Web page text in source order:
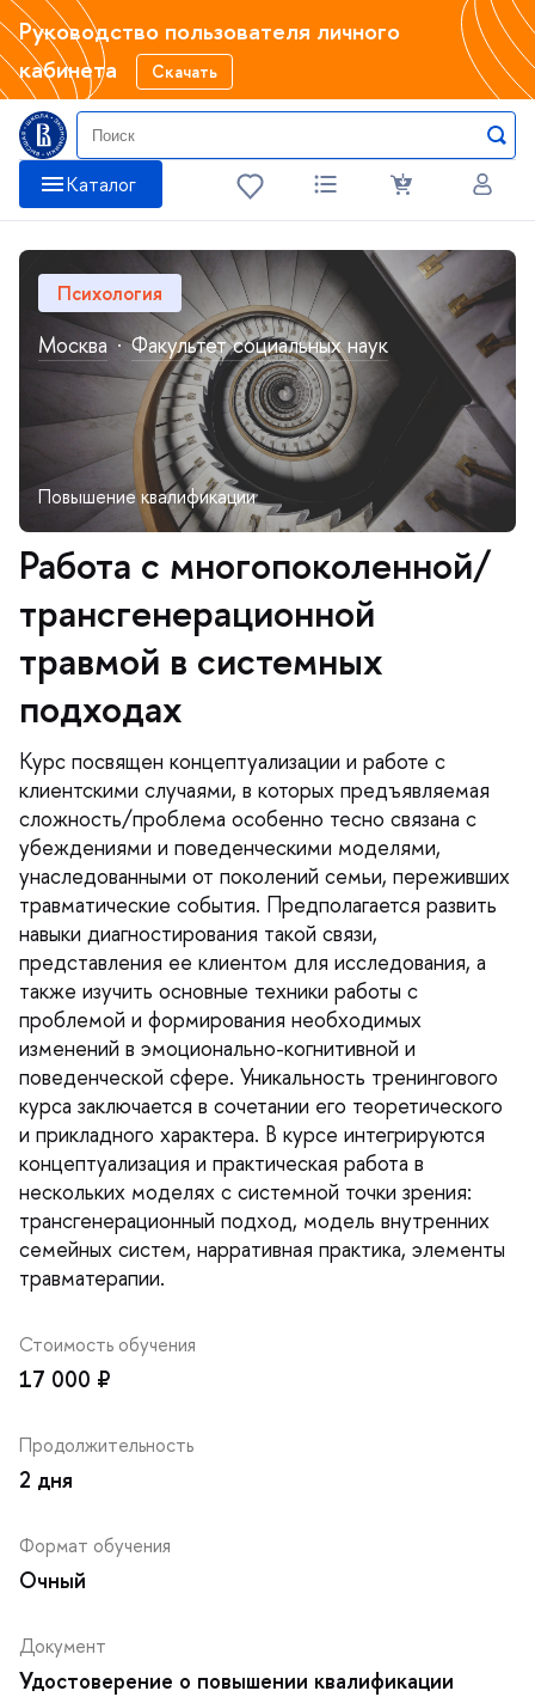
Руководство пользователя личного
кабинета
Скачать
Каталог
Психология
Москва · Факультет социальных наук
Работа с многопоколенной/
трансгенерационной
травмой в системных
подходах
Курс посвящен концептуализации и работе с
клиентскими случаями, в которых предъявляемая
сложность/проблема особенно тесно связана с
убеждениями и поведенческими моделями,
унаследованными от поколений семьи, переживших
травматические события. Предполагается развить
навыки диагностирования такой связи,
представления ее клиентом для исследования, а
также изучить основные техники работы с
проблемой и формирования необходимых
изменений в эмоционально-когнитивной и
поведенческой сфере. Уникальность тренингового
курса заключается в сочетании его теоретического
и прикладного характера. В курсе интегрируются
концептуализация и практическая работа в
нескольких моделях с системной точки зрения:
трансгенерационный подход, модель внутренних
семейных систем, нарративная практика, элементы
травматерапии.
Стоимость обучения
17 000 ₽
Продолжительность
2 дня
Формат обучения
Очный
Документ
Удостоверение о повышении квалификации